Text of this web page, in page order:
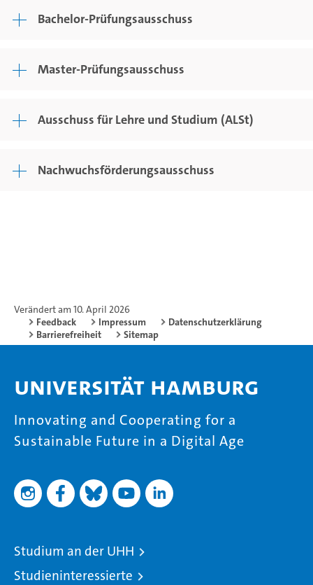
Bachelor-Prüfungsausschuss
Master-Prüfungsausschuss
Ausschuss für Lehre und Studium (ALSt)
Nachwuchsförderungsausschuss
Verändert am 10. April 2026
Feedback
Impressum
Datenschutzerklärung
Barrierefreiheit
Sitemap
Universität Hamburg
Innovating and Cooperating for a
Sustainable Future in a Digital Age
Studium an der UHH
Studieninteressierte